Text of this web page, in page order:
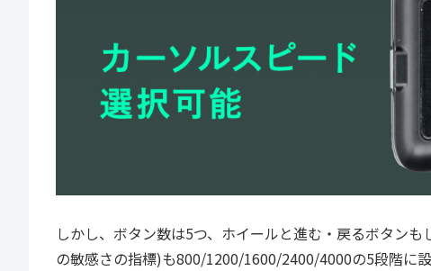
しかし、ボタン数は5つ、ホイールと進む・戻るボタン
の敏感さの指標)も800/1200/1600/2400/4000の5段階に設